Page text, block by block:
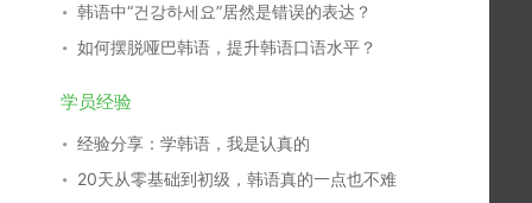
韩语中“건강하세요”居然是错误的表达？
如何摆脱哑巴韩语，提升韩语口语水平？
学员经验
经验分享：学韩语，我是认真的
20天从零基础到初级，韩语真的一点也不难